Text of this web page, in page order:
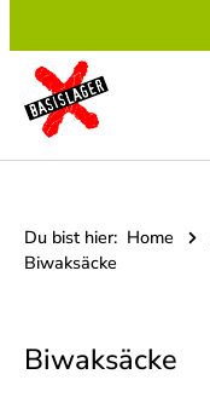
Du bist hier: Home
Biwaksäcke
Biwaksäcke